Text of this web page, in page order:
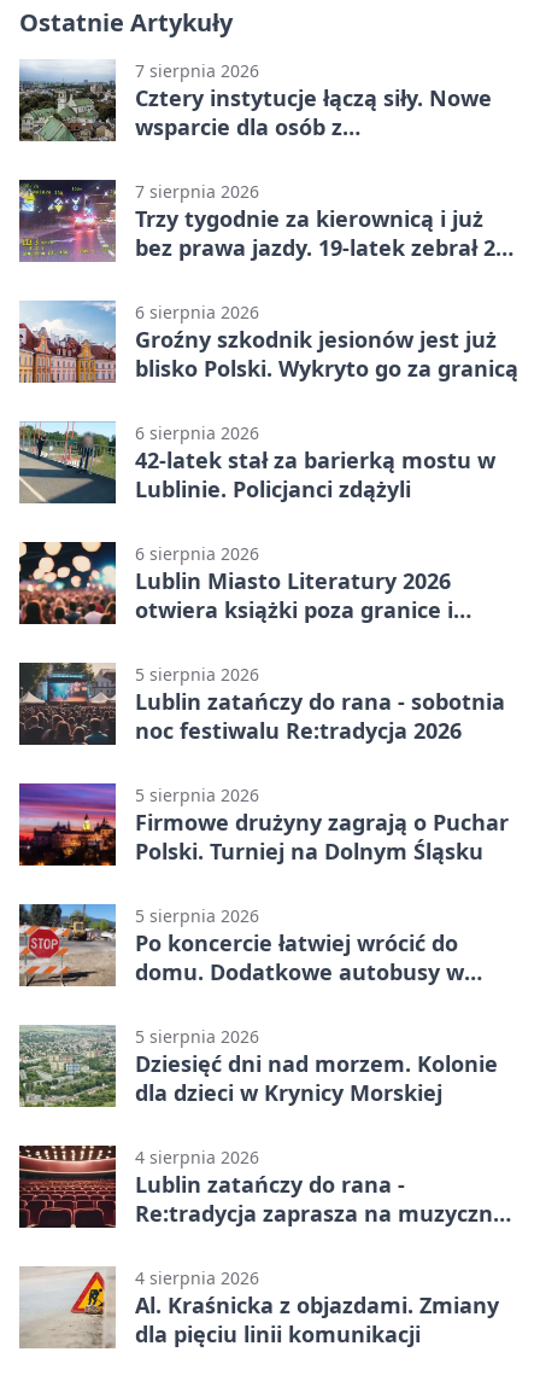
Ostatnie Artykuły
7 sierpnia 2026
Cztery instytucje łączą siły. Nowe
wsparcie dla osób z
7 sierpnia 2026
Trzy tygodnie za kierownicą i już
bez prawa jazdy. 19-latek zebrał 23
6 sierpnia 2026
Groźny szkodnik jesionów jest już
blisko Polski. Wykryto go za granicą
6 sierpnia 2026
42-latek stał za barierką mostu w
Lublinie. Policjanci zdążyli
6 sierpnia 2026
Lublin Miasto Literatury 2026
otwiera książki poza granice i
5 sierpnia 2026
Lublin zatańczy do rana - sobotnia
noc festiwalu Re:tradycja 2026
5 sierpnia 2026
Firmowe drużyny zagrają o Puchar
Polski. Turniej na Dolnym Śląsku
5 sierpnia 2026
Po koncercie łatwiej wrócić do
domu. Dodatkowe autobusy w
5 sierpnia 2026
Dziesięć dni nad morzem. Kolonie
dla dzieci w Krynicy Morskiej
4 sierpnia 2026
Lublin zatańczy do rana -
Re:tradycja zaprasza na muzyczną
4 sierpnia 2026
Al. Kraśnicka z objazdami. Zmiany
dla pięciu linii komunikacji